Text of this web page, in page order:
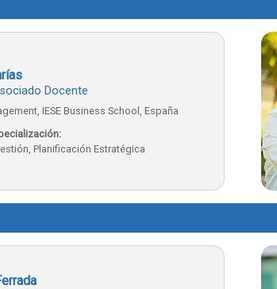
Docente
IESE Business School, España
Planificación Estratégica